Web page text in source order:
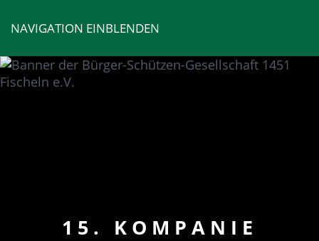
NAVIGATION EINBLENDEN
15. KOMPANIE